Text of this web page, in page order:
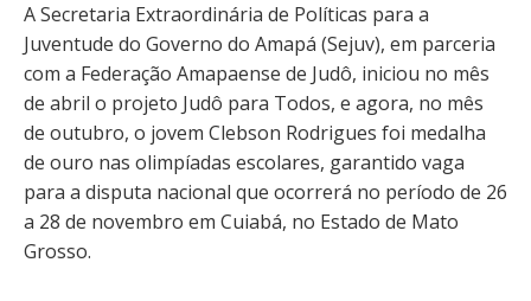
A Secretaria Extraordinária de Políticas para a
Juventude do Governo do Amapá (Sejuv), em parceria
com a Federação Amapaense de Judô, iniciou no mês
de abril o projeto Judô para Todos, e agora, no mês
de outubro, o jovem Clebson Rodrigues foi medalha
de ouro nas olimpíadas escolares, garantido vaga
para a disputa nacional que ocorrerá no período de 26
a 28 de novembro em Cuiabá, no Estado de Mato
Grosso.